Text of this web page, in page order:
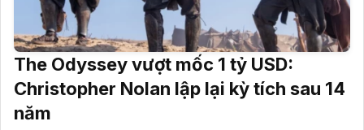
The Odyssey vượt mốc 1 tỷ USD:
Christopher Nolan lập lại kỳ tích sau 14
năm